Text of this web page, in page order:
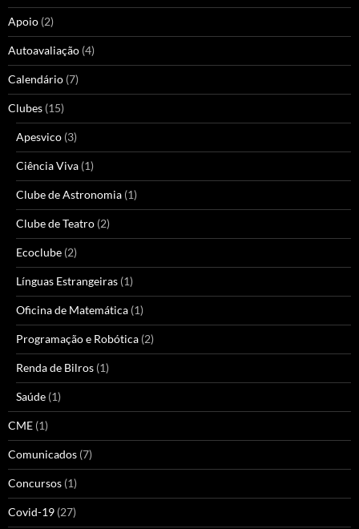
Apoio (2)
Autoavaliação (4)
Calendário (7)
Clubes (15)
Apesvico (3)
Ciência Viva (1)
Clube de Astronomia (1)
Clube de Teatro (2)
Ecoclube (2)
Línguas Estrangeiras (1)
Oficina de Matemática (1)
Programação e Robótica (2)
Renda de Bilros (1)
Saúde (1)
CME (1)
Comunicados (7)
Concursos (1)
Covid-19 (27)